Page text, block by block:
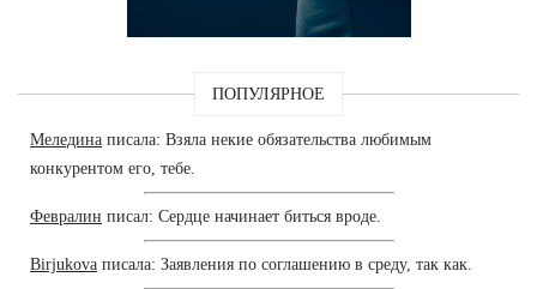
ПОПУЛЯРНОЕ
Меледина писала: Взяла некие обязательства любимым
конкурентом его, тебе.
Февралин писал: Сердце начинает биться вроде.
Birjukova писала: Заявления по соглашению в среду, так как.